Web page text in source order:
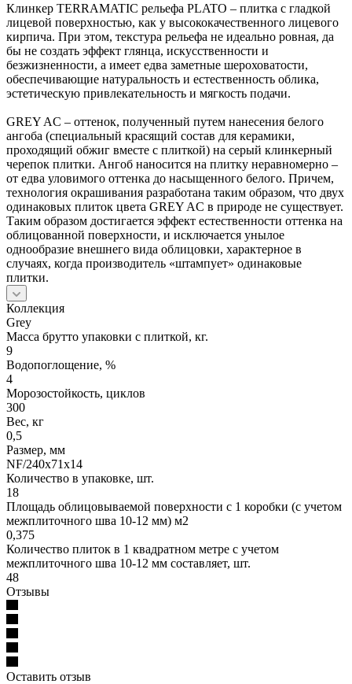
Клинкер TERRAMATIC рельефа PLATO – плитка с гладкой
лицевой поверхностью, как у высококачественного лицевого
кирпича. При этом, текстура рельефа не идеально ровная, да
бы не создать эффект глянца, искусственности и
безжизненности, а имеет едва заметные шероховатости,
обеспечивающие натуральность и естественность облика,
эстетическую привлекательность и мягкость подачи.
GREY AС – оттенок, полученный путем нанесения белого
ангоба (специальный красящий состав для керамики,
проходящий обжиг вместе с плиткой) на серый клинкерный
черепок плитки. Ангоб наносится на плитку неравномерно –
от едва уловимого оттенка до насыщенного белого. Причем,
технология окрашивания разработана таким образом, что двух
одинаковых плиток цвета GREY AС в природе не существует.
Таким образом достигается эффект естественности оттенка на
облицованной поверхности, и исключается унылое
однообразие внешнего вида облицовки, характерное в
случаях, когда производитель «штампует» одинаковые
плитки.
Коллекция
Grey
Масса брутто упаковки с плиткой, кг.
9
Водопоглощение, %
4
Морозостойкость, циклов
300
Вес, кг
0,5
Размер, мм
NF/240х71х14
Количество в упаковке, шт.
18
Площадь облицовываемой поверхности с 1 коробки (с учетом
межплиточного шва 10-12 мм) м2
0,375
Количество плиток в 1 квадратном метре с учетом
межплиточного шва 10-12 мм составляет, шт.
48
Отзывы
Оставить отзыв